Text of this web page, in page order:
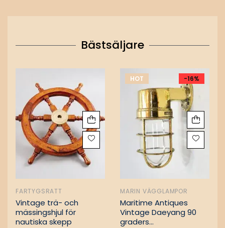
Bästsäljare
FARTYGSRATT
Vintage trä- och
mässingshjul för
nautiska skepp
HOT -16%
MARIN VÄGGLAMPOR
Maritime Antiques
Vintage Daeyang 90
graders